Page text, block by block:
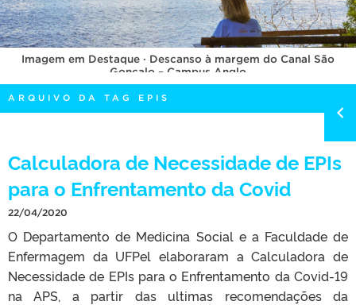
EDITAIS
INTERNACIONAL
OUVIDORIA
PORTARIAS
TELEFONES
Imagem em Destaque · Descanso à margem do Canal São
Gonçalo – Campus Anglo
ARQUIVO DA TAG EPIS
Calculadora de Necessidade de EPIs
para o Enfrentamento da Covid
22/04/2020
O Departamento de Medicina Social e a Faculdade de
Enfermagem da UFPel elaboraram a Calculadora de
Necessidade de EPIs para o Enfrentamento da Covid-19
na APS, a partir das ultimas recomendações da